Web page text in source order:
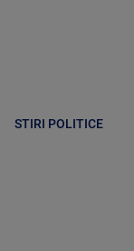
STIRI POLITICE